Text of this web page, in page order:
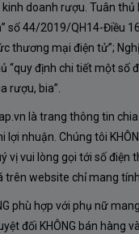
doanh rượu. Tuân
số 44/2019/QH14-Điều
thương mại điện tử”;
“quy định chi tiết một số
rượu, bia”.
là trang thông tin
lợi nhuận. Chúng tôi
vị vui lòng gọi tới số điện
trên website chỉ mang
phù hợp với phụ nữ
đối KHÔNG bán hàng